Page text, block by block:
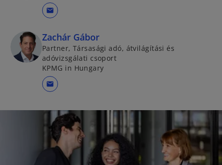
mail
Zachár Gábor
Partner, Társasági adó, átvilágítási és
adóvizsgálati csoport
KPMG in Hungary
mail